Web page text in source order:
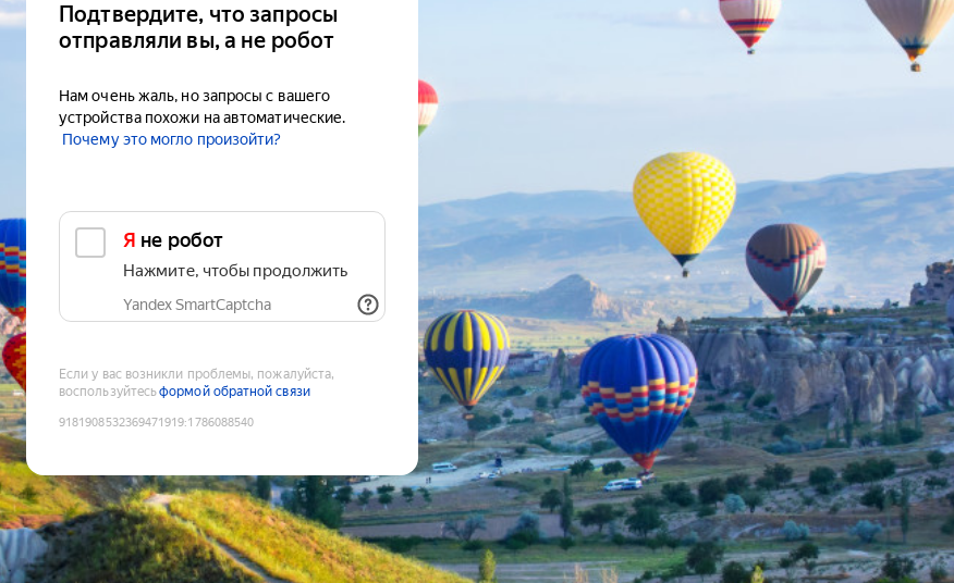
Подтвердите, что запросы
отправляли вы, а не робот
Нам очень жаль, но запросы с вашего
устройства похожи на автоматические.
Почему это могло произойти?
Я не робот
Нажмите, чтобы продолжить
Yandex SmartCaptcha
Если у вас возникли проблемы, пожалуйста,
воспользуйтесьформой обратной связи
9181908532369471919:1786088540